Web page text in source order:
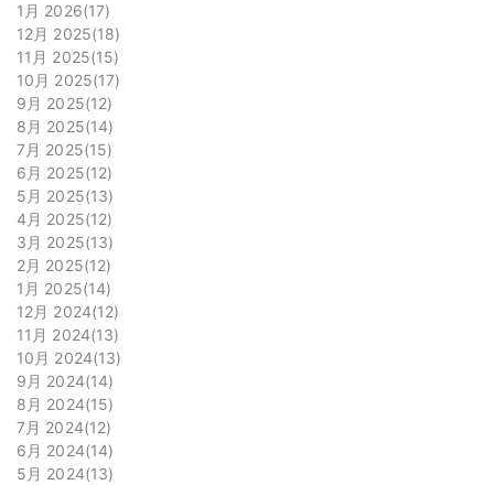
1月 2026 17
12月 2025 18
11月 2025 15
10月 2025 17
9月 2025 12
8月 2025 14
7月 2025 15
6月 2025 12
5月 2025 13
4月 2025 12
3月 2025 13
2月 2025 12
1月 2025 14
12月 2024 12
11月 2024 13
10月 2024 13
9月 2024 14
8月 2024 15
7月 2024 12
6月 2024 14
5月 2024 13